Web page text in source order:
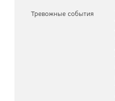
Тревожные события